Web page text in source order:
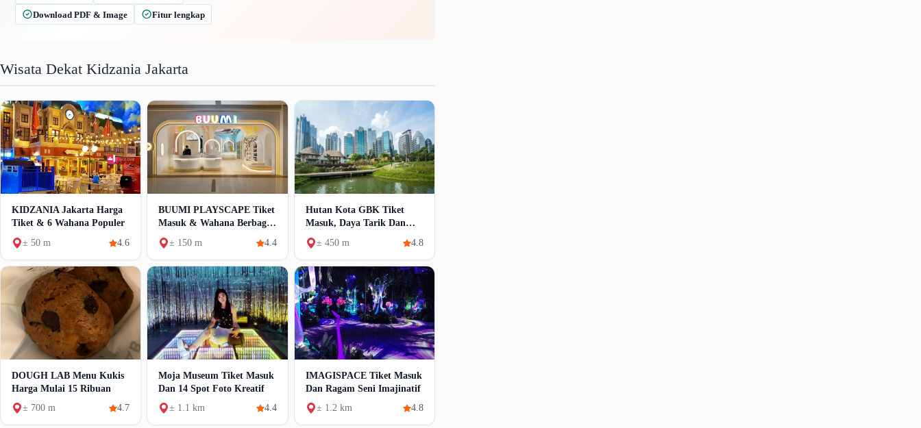
Download PDF & Image
Fitur lengkap
Wisata Dekat Kidzania Jakarta
KIDZANIA Jakarta Harga
Tiket & 6 Wahana Populer
± 50 m
4.6
BUUMI PLAYSCAPE Tiket
Masuk & Wahana Berbagai
Mall
± 150 m 4.4
Hutan Kota GBK Tiket
Masuk, Daya Tarik Dan
Fasilitas
± 450 m 4.8
DOUGH LAB Menu Kukis
Harga Mulai 15 Ribuan
± 700 m
4.7
Moja Museum Tiket Masuk
Dan 14 Spot Foto Kreatif
± 1.1 km
4.4
IMAGISPACE Tiket Masuk
Dan Ragam Seni Imajinatif
± 1.2 km
4.8